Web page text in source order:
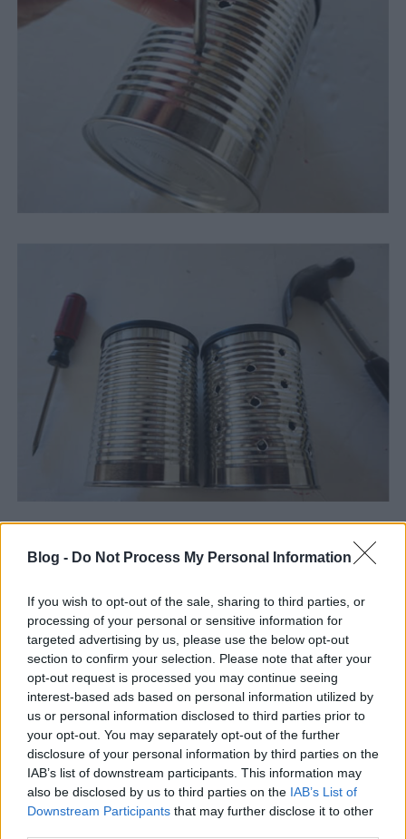
Blog - Do Not Process My Personal Information
If you wish to opt-out of the sale, sharing to third parties, or
processing of your personal or sensitive information for
targeted advertising by us, please use the below opt-out
section to confirm your selection. Please note that after your
opt-out request is processed you may continue seeing
interest-based ads based on personal information utilized by
us or personal information disclosed to third parties prior to
your opt-out. You may separately opt-out of the further
disclosure of your personal information by third parties on the
IAB’s list of downstream participants. This information may
also be disclosed by us to third parties on the IAB’s List of
Downstream Participants that may further disclose it to other
A láncot a saját szemeiből leválasztott darabokkal